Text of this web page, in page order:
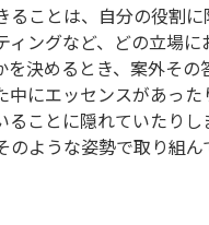
ることは、自分の役割
ィングなど、どの立場に
を決めるとき、案外その
中にエッセンスがあっ
ることに隠れていたりし
のような姿勢で取り組